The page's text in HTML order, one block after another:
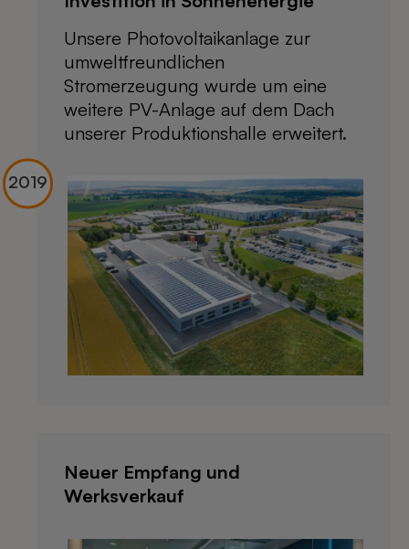
Unsere Photovoltaikanlage zur
umweltfreundlichen
Stromerzeugung wurde um eine
weitere PV-Anlage auf dem Dach
unserer Produktionshalle erweitert.
Neuer Empfang und
Werksverkauf